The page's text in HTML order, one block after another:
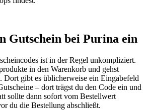
Gutschein bei Purina ein
ist in der Regel unkompliziert.
in den Warenkorb und gehst
Dort gibt es üblicherweise ein Eingabefeld
– dort trägst du den Code ein und
sollte dann sofort vom Bestellwert
du die Bestellung abschließt.